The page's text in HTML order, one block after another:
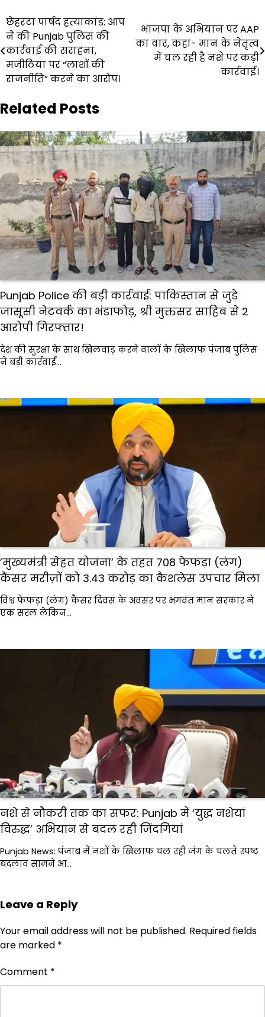
Post
navigation
छेहरटा पार्षद हत्याकांड: आप
ने की Punjab पुलिस की
कार्रवाई की सराहना,
मजीठिया पर “लाशों की
राजनीति” करने का आरोप।
भाजपा के अभियान पर AAP
का वार, कहा- मान के नेतृत्व
में चल रही है नशे पर कड़ी
कार्रवाई।
Related Posts
Punjab Police की बड़ी कार्रवाई: पाकिस्तान से जुड़े
जासूसी नेटवर्क का भंडाफोड़, श्री मुक्तसर साहिब से 2
आरोपी गिरफ्तार!
देश की सुरक्षा के साथ खिलवाड़ करने वालों के खिलाफ पंजाब पुलिस
ने बड़ी कार्रवाई…
’मुख्यमंत्री सेहत योजना’ के तहत 708 फेफड़ा (लंग)
कैंसर मरीज़ों को ₹3.43 करोड़ का कैशलेस उपचार मिला
विश्व फेफड़ा (लंग) कैंसर दिवस के अवसर पर भगवंत मान सरकार ने
एक सरल लेकिन…
नशे से नौकरी तक का सफर: Punjab में ‘युद्ध नशेयां
विरुद्ध’ अभियान से बदल रही जिंदगियां
Punjab News: पंजाब में नशों के खिलाफ चल रही जंग के चलते स्पष्ट
बदलाव सामने आ…
Leave a Reply
Your email address will not be published. Required fields
are marked *
Comment *